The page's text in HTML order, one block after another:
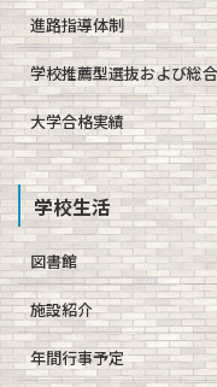
進路指導体制
学校推薦型選抜および総
大学合格実績
学校生活
図書館
施設紹介
年間行事予定